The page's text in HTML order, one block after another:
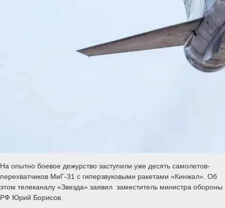
На опытно боевое дежурство заступили уже десять самолетов-
перехватчиков МиГ-31 с гиперзвуковыми ракетами «Кинжал». Об
этом телеканалу «Звезда» заявил заместитель министра обороны
РФ Юрий Борисов.